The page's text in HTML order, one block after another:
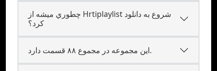
چطوري ميشه از Hrtiplaylist شروع به دانلود
کرد؟
این مجموعه در مجموع ۸۸ قسمت دارد.